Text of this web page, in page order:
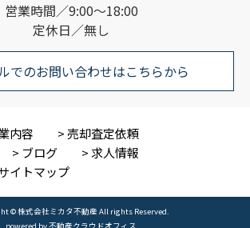
営業時間／9:00～18:00
定休日／無し
でのお問い合わせはこちらから
内容
売却査定依頼
ブログ
求人情報
イトマップ
© 株式会社ミカタ不動産 All rights Reserved.